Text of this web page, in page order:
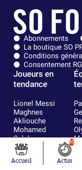
Abonnements
La boutique SO
Conditions
Consentement
Joueurs en
tendance
Lionel Messi
Maghnes
Akliouche
Mohamed
Salah
Neymar
Julián Álvarez
Ferrán Torres
Accueil
10
Actus